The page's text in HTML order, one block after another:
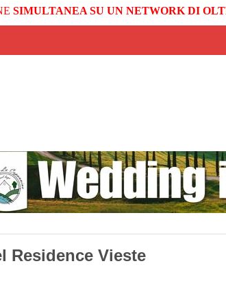
SIMULTANEA SU UN NETWORK DI
Residence Vieste